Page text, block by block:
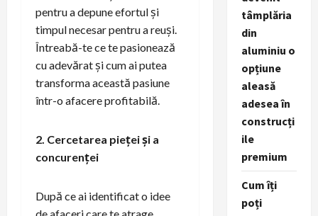
pentru a depune efortul și
timpul necesar pentru a reuși.
Întreabă-te ce te pasionează
cu adevărat și cum ai putea
transforma această pasiune
într-o afacere profitabilă.
2. Cercetarea pieței și a
concurenței
După ce ai identificat o idee
tâmplăria
din
aluminiu o
opțiune
aleasă
adesea în
construcți
ile
premium
Cum îți
poți